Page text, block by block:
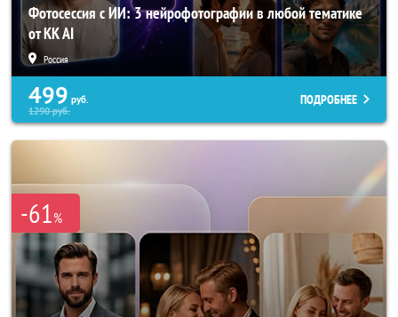
Фотосессия с ИИ: 3 нейрофотографии в любой тематике
от KK AI
Россия
499 руб.
1290руб.
ПОДРОБНЕЕ
-61%